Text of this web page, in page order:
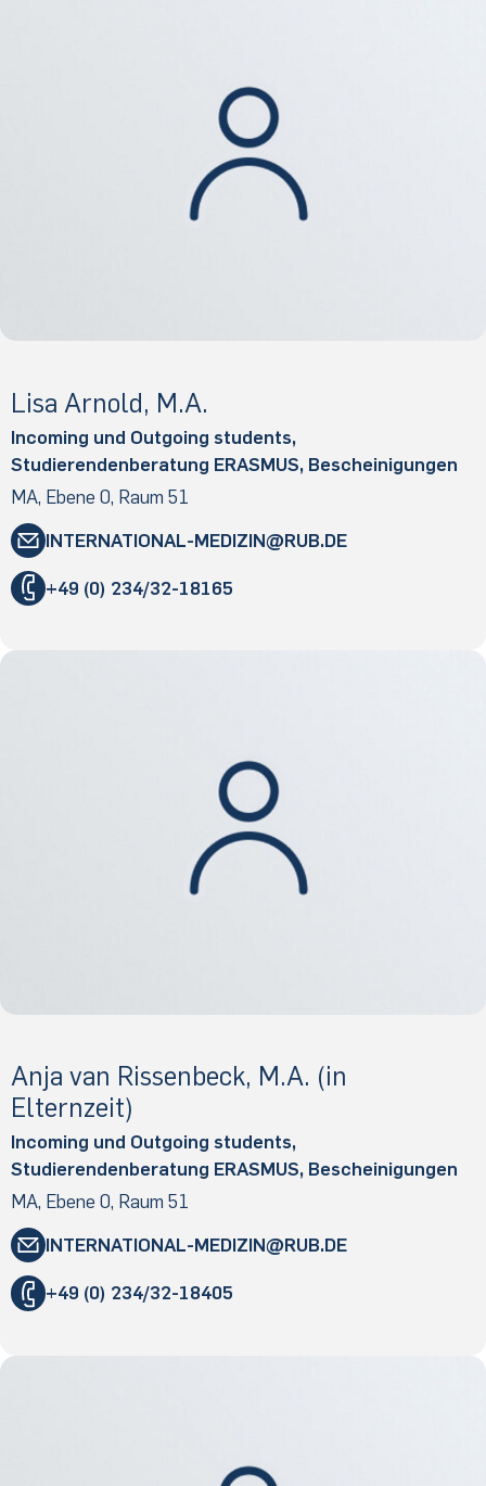
Lisa Arnold, M.A.
Incoming und Outgoing students,
Studierendenberatung ERASMUS, Bescheinigungen
MA, Ebene 0, Raum 51
INTERNATIONAL­-MEDIZIN@­RUB.DE
+49 (0) 234/32-18165
Anja van Rissenbeck, M.A. (in
Elternzeit)
Incoming und Outgoing students,
Studierendenberatung ERASMUS, Bescheinigungen
MA, Ebene 0, Raum 51
INTERNATIONAL­-MEDIZIN@­RUB.DE
+49 (0) 234/32-18405